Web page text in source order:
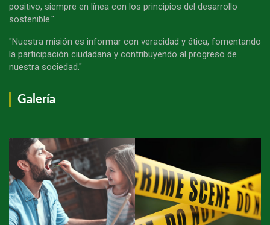
positivo, siempre en línea con los principios del desarrollo
sostenible."
"Nuestra misión es informar con veracidad y ética, fomentando
la participación ciudadana y contribuyendo al progreso de
nuestra sociedad."
Galería